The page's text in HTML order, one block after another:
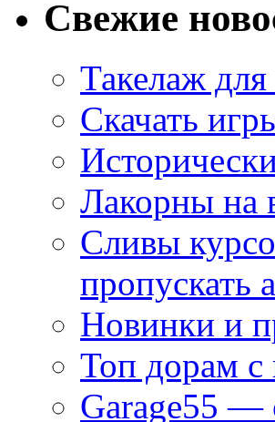
Свежие
Такелаж
Скачать
Лакорны на
Сливы
пропускать
Новинки и
Топ дорам с
Garage55 —